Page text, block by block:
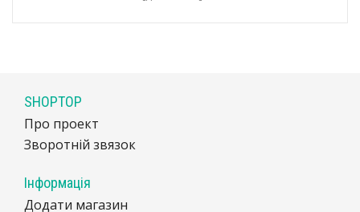
SHOPTOP
Про проект
Зворотній звязок
Інформація
Додати магазин